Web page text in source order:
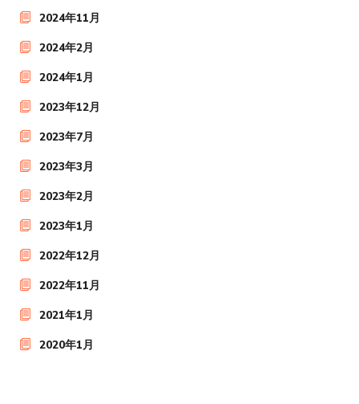
2024年11月
2024年2月
2024年1月
2023年12月
2023年7月
2023年3月
2023年2月
2023年1月
2022年12月
2022年11月
2021年1月
2020年1月